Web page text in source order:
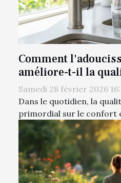
Comment
améliore-t-il la
Samedi 28 février 2026
Dans le quotidien, la
primordial sur le confort